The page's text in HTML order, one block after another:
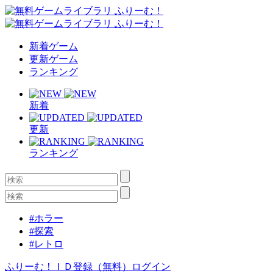
新着ゲーム
更新ゲーム
ランキング
新着
更新
ランキング
#ホラー
#探索
#レトロ
ふりーむ！ＩＤ登録（無料） ログイン